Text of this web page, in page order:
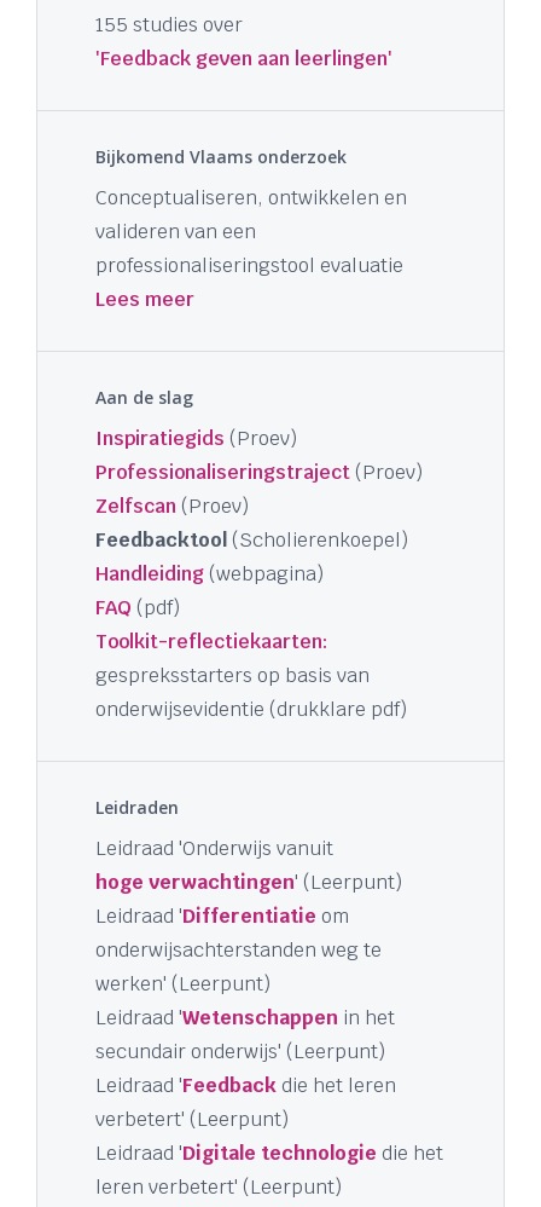
155 studies over
'Feedback geven aan leerlingen'
Bijkomend Vlaams onderzoek
Conceptualiseren, ontwikkelen en
valideren van een
professionaliseringstool evaluatie
Lees meer
Aan de slag
Inspiratiegids (Proev)
Professionaliseringstraject (Proev)
Zelfscan (Proev)
Feedbacktool (Scholierenkoepel)
Handleiding (webpagina)
FAQ (pdf)
Toolkit-reflectiekaarten:
gespreksstarters op basis van
onderwijsevidentie (drukklare pdf)
Leidraden
Leidraad 'Onderwijs vanuit
hoge verwachtingen' (Leerpunt)
Leidraad 'Differentiatie om
onderwijsachterstanden weg te
werken' (Leerpunt)
Leidraad 'Wetenschappen in het
secundair onderwijs' (Leerpunt)
Leidraad 'Feedback die het leren
verbetert' (Leerpunt)
Leidraad 'Digitale technologie die het
leren verbetert' (Leerpunt)